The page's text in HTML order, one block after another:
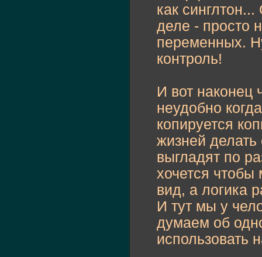
как
деле - просто
переменных.
контроль!
И вот наконец
неудобно
копируется
жизней делать
выгладят по
хочется
вид, а логика
И тут мы у
думаем об
использовать